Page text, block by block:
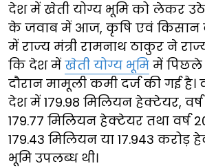
देश में खेती योग्य भूमि को लेकर
के जवाब में आज, कृषि एवं किसान
में राज्य मंत्री रामनाथ ठाकुर ने
कि देश में खेती योग्य भूमि में पिछले
दौरान मामूली कमी दर्ज की गई है।
देश में 179.98 मिलियन हेक्टेयर,
179.77 मिलियन हेक्टेयर तथा वर्ष
179.43 मिलियन या 17.943 करोड़
भूमि उपलब्ध थी।